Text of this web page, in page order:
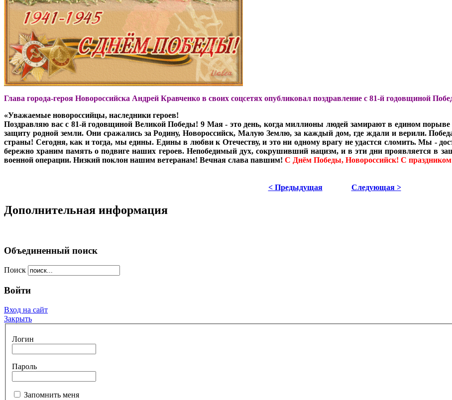
Глава города-героя Новороссийска Андрей Кравченко в своих соцсетях опубликовал поздравление с 81-й годовщиной
«Уважаемые новороссийцы, наследники героев!
Поздравляю вас с 81-й годовщиной Великой Победы! 9 Мая - это день, когда миллионы людей замирают в едином порыве
защиту родной земли. Они сражались за Родину, Новороссийск, Малую Землю, за каждый дом, где ждали и верили.
страны! Сегодня, как и тогда, мы едины. Едины в любви к Отечеству, и это ни одному врагу не удастся сломить. Мы -
бережно храним память о подвиге наших героев. Непобедимый дух, сокрушивший нацизм, и в эти дни проявляется в
военной операции. Низкий поклон нашим ветеранам! Вечная слава павшим! С Днём Победы, Новороссийск! С
< Предыдущая Следующая >
Дополнительная информация
Объединенный поиск
Поиск
Войти
Вход на сайт
Закрыть
Логин
Пароль
Запомнить меня